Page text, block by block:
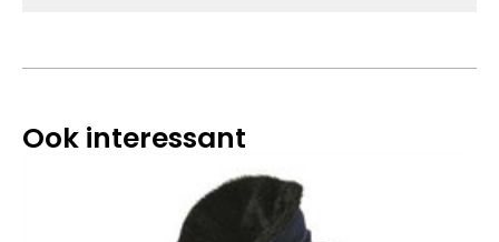
Ook interessant